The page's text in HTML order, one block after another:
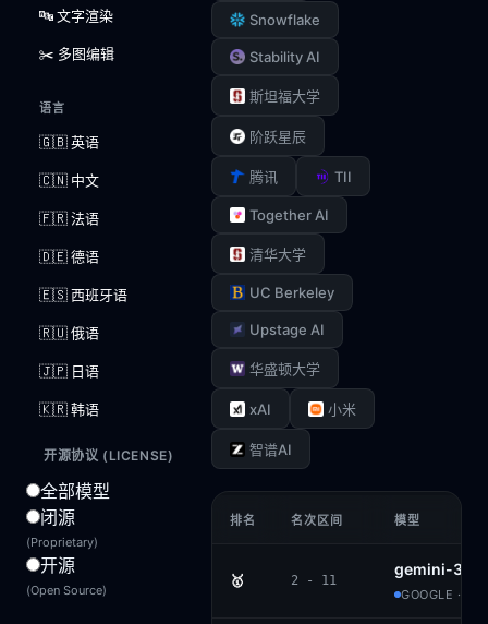
🔤 文字渲染
✂️ 多图编辑
语言
🇬🇧 英语
🇨🇳 中文
🇫🇷 法语
🇩🇪 德语
🇪🇸 西班牙语
🇷🇺 俄语
🇯🇵 日语
🇰🇷 韩语
开源协议 (LICENSE)
全部模型
闭源
(Proprietary)
开源
(Open Source)
Snowflake
Stability AI
斯坦福大学
阶跃星辰
腾讯 TII
Together AI
清华大学
UC Berkeley
Upstage AI
华盛顿大学
xAI 小米
智谱AI
排名 名次区间 模型
🥇 2 - 11
gemini-3-
GOOGLE ·